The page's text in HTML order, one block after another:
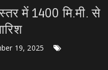
में 1400 मि.मी. से
19, 2025